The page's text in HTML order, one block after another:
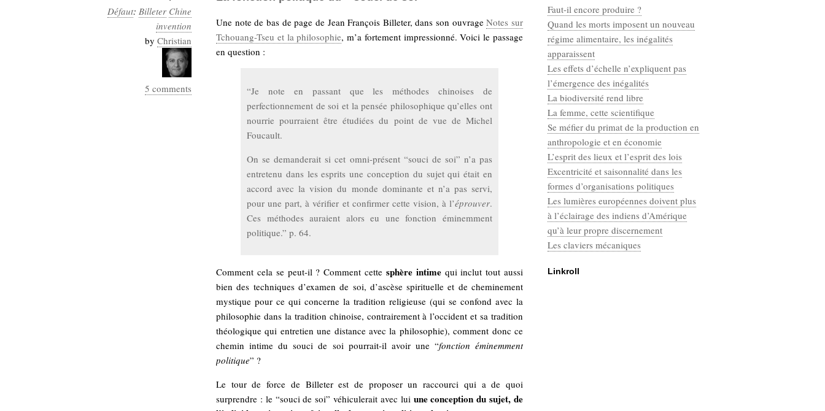
Défaut: Billeter Chine
invention
by Christian
5 comments
Une note de bas de page de Jean François Billeter, dans son ouvrageNotes sur
Tchouang-Tseu et la philosophie, m’a fortement impressionné. Voici le passage
en question :
“Je note en passant que les méthodes chinoises de
perfectionnement de soi et la pensée philosophique qu’elles ont
nourrie pourraient être étudiées du point de vue de Michel
Foucault.
On se demanderait si cet omni-présent “souci de soi” n’a pas
entretenu dans les esprits une conception du sujet qui était en
accord avec la vision du monde dominante et n’a pas servi,
pour une part, à vérifier et confirmer cette vision, à l’éprouver.
Ces méthodes auraient alors eu une fonction éminemment
politique.” p. 64.
Comment cela se peut-il ? Comment cette sphère intimequi inclut tout aussi
bien des techniques d’examen de soi, d’ascèse spirituelle et de cheminement
mystique pour ce qui concerne la tradition religieuse (qui se confond avec la
philosophie dans la tradition chinoise, contrairement à l’occident et sa tradition
théologique qui entretien une distance avec la philosophie), comment donc ce
chemin intime du souci de soi pourrait-il avoir une “fonction éminemment
politique” ?
Le tour de force de Billeter est de proposer un raccourci qui a de quoi
surprendre : le “souci de soi” véhiculerait avec lui une conception du sujet, de
Faut-il encore produire ?
Quand les morts imposent un nouveau
régime alimentaire, les inégalités
apparaissent
Les effets d’échelle n’expliquent pas
l’émergence des inégalités
La biodiversité rend libre
La femme, cette scientifique
Se méfier du primat de la production en
anthropologie et en économie
L’esprit des lieux et l’esprit des lois
Excentricité et saisonnalité dans les
formes d’organisations politiques
Les lumières européennes doivent plus
à l’éclairage des indiens d’Amérique
qu’à leur propre discernement
Les claviers mécaniques
Linkroll
Ars-
Industrialis
business_model
cinéma
Cloud
Categories
Défaut